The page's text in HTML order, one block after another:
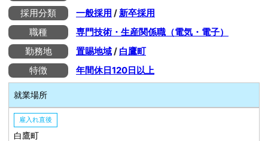
採用分類
一般採用 /新卒採用
職種
専門技術・生産関係職（電気・電子）
勤務地
置賜地域/ 白鷹町
特徴
年間休日120日以上
就業場所
雇入れ直後
白鷹町